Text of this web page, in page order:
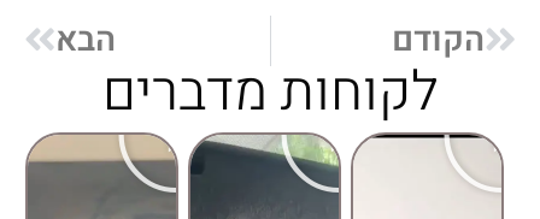
הקודם הבא
לקוחות מדברים